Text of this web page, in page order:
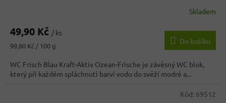
produktu
5,0
z
5
hvězdiček.
Skladem
49,90 Kč / ks
Měrná
99,80 Kč / 100 g
Do košíku
WC Frisch Blau Kraft-Aktiv Ozean-Frische je závěsný WC blok,
který při každém spláchnutí barví vodu do svěží modré a...
Kód: 69512